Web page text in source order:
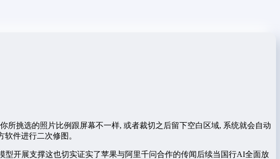
挑选的照片比例跟屏幕不一样, 或者裁切之后留下空白区域, 系统就会自动
件进行二次修图。
开展支撑这也切实证实了苹果与阿里千问合作的传闻后续当国行AI全面放